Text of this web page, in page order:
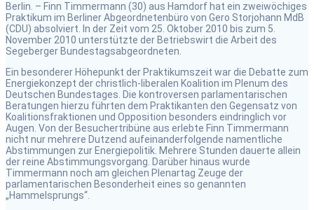
Berlin. – Finn Timmermann (30) aus Hamdorf hat ein zweiwöchiges
Praktikum im Berliner Abgeordnetenbüro von Gero Storjohann MdB
(CDU) absolviert. In der Zeit vom 25. Oktober 2010 bis zum 5.
November 2010 unterstützte der Betriebswirt die Arbeit des
Segeberger Bundestagsabgeordneten.
Ein besonderer Höhepunkt der Praktikumszeit war die Debatte zum
Energiekonzept der christlich-liberalen Koalition im Plenum des
Deutschen Bundestages. Die kontroversen parlamentarischen
Beratungen hierzu führten dem Praktikanten den Gegensatz von
Koalitionsfraktionen und Opposition besonders eindringlich vor
Augen. Von der Besuchertribüne aus erlebte Finn Timmermann
nicht nur mehrere Dutzend aufeinanderfolgende namentliche
Abstimmungen zur Energiepolitik. Mehrere Stunden dauerte allein
der reine Abstimmungsvorgang. Darüber hinaus wurde
Timmermann noch am gleichen Plenartag Zeuge der
parlamentarischen Besonderheit eines so genannten
„Hammelsprungs“.